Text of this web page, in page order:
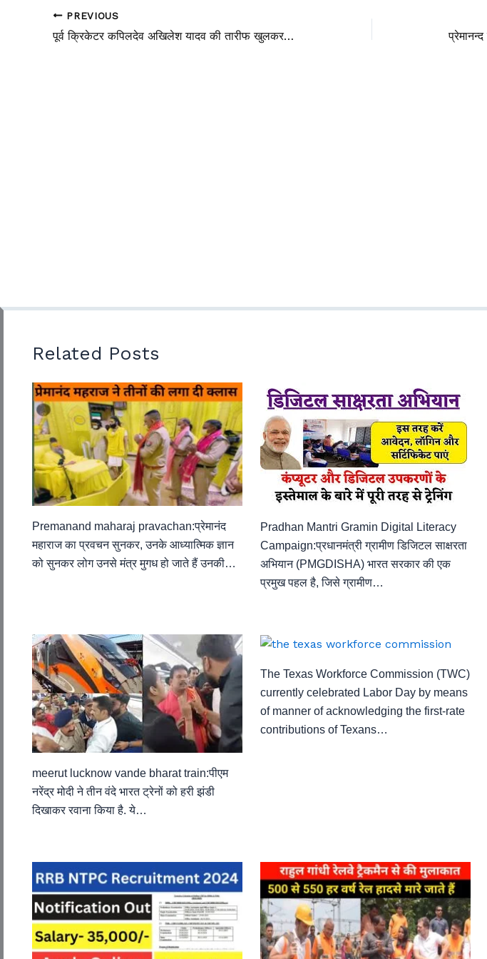
PREVIOUS
पूर्व क्रिकेटर कपिलदेव अखिलेश यादव की तारीफ खुलकर क्यों नहीं किया पर जो बोल गये वह कितना सच है ……………………………………..
Related Posts
Premanand maharaj pravachan:प्रेमानंद
महाराज का प्रवचन सुनकर, उनके आध्यात्मिक ज्ञान
को सुनकर लोग उनसे मंत्र मुगध हो जाते हैं उनकी…
Pradhan Mantri Gramin Digital Literacy
Campaign:प्रधानमंत्री ग्रामीण डिजिटल साक्षरता
अभियान (PMGDISHA) भारत सरकार की एक
प्रमुख पहल है, जिसे ग्रामीण…
meerut lucknow vande bharat train:पीएम
नरेंद्र मोदी ने तीन वंदे भारत ट्रेनों को हरी झंडी
दिखाकर रवाना किया है. ये…
The Texas Workforce Commission (TWC)
currently celebrated Labor Day by means
of manner of acknowledging the first-rate
contributions of Texans…